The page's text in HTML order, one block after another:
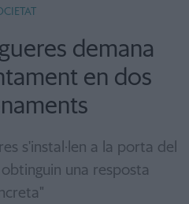
demana
en dos
s'instal·len a la porta del
una resposta